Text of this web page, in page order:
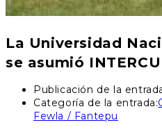
La Universidad
se asumió
Publicación de la
Categoría de la entrada:
Fewla / Fantepu